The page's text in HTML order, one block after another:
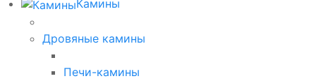
Камины
Дровяные камины
Печи-камины